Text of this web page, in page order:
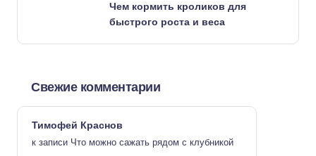
Чем кормить кроликов для
быстрого роста и веса
Свежие комментарии
Тимофей Краснов
к записи Что можно сажать рядом с клубникой